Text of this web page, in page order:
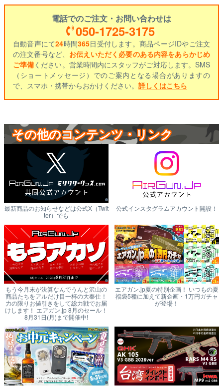
電話でのご注文・お問い合わせは
050-1725-3175
自動音声にて24時間365日受付します。商品ページIDやご注文
の注文番号など、 お伝えいただく必要のある内容をあらかじめ
ご準備ください。営業時間内にスタッフがご対応します。SMS
（ショートメッセージ）でのご案内となる場合がありますの
で、スマホ・携帯からおかけください。 詳しくはこちら
その他のコンテンツ・リンク
最新商品のお知らせなどは公式X（Twit
ter）でも
公式インスタグラムアカウント開設！
もう今月末が決算なんでうんと沢山の
商品たちをアルだけ目一杯の大奉仕！
力の限りお値引きをして総力戦でお届
けします！ エアガン.jp 8月のセール！
8月31日(月)まで開催中!
エアガン.jp夏の特別企画！ いつもの夏
福袋5種に加えて新企画・1万円ガチャ
が登場！